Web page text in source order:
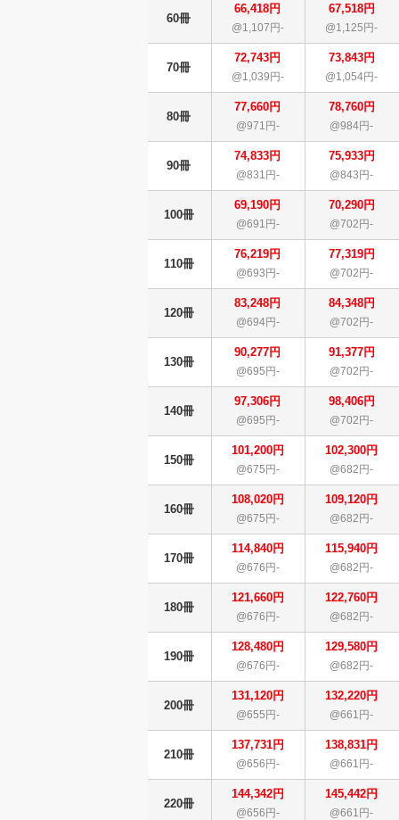
60冊
66,418円
@1,107円-
67,518円
@1,125円-
70冊
72,743円
@1,039円-
73,843円
@1,054円-
80冊
77,660円
@971円-
78,760円
@984円-
90冊
74,833円
@831円-
75,933円
@843円-
100冊
69,190円
@691円-
70,290円
@702円-
110冊
76,219円
@693円-
77,319円
@702円-
120冊
83,248円
@694円-
84,348円
@702円-
130冊
90,277円
@695円-
91,377円
@702円-
140冊
97,306円
@695円-
98,406円
@702円-
150冊
101,200円
@675円-
102,300円
@682円-
160冊
108,020円
@675円-
109,120円
@682円-
170冊
114,840円
@676円-
115,940円
@682円-
180冊
121,660円
@676円-
122,760円
@682円-
190冊
128,480円
@676円-
129,580円
@682円-
200冊
131,120円
@655円-
132,220円
@661円-
210冊
137,731円
@656円-
138,831円
@661円-
220冊
144,342円
@656円-
145,442円
@661円-